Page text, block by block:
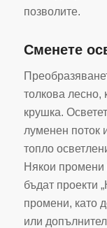
позволите.
Сменете
толкова лесно,
крушка.
луменен поток
топло
Някои промени
бъдат проекти
промени, като
или